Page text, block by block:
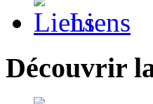
Liens
Découvrir